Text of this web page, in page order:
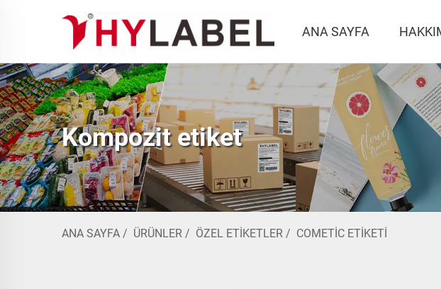
ANA SAYFA
Kompozit etiket
ANA SAYFA / ÜRÜNLER / ÖZEL ETIKETLER / COMETIC ETIKETI